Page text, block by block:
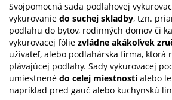
Svojpomocná sada podlahovej
vykurovanie do suchej skladby, tzn.
podlahu do bytov, rodinných domov či
vykurovacej fólie zvládne akákoľvek
užívateľ, alebo podlahárska firma, ktorá
plávajúcej podlahy. Sady vykurovacej
umiestnené do celej miestnosti alebo
napríklad pred gauč alebo kuchynskú